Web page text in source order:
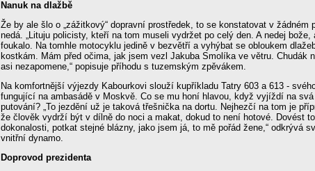
Nanuk na dlažbě
Že by ale šlo o „zážitkový“ dopravní prostředek, to se konstatovat v žádném
nedá. „Lituju policisty, kteří na tom museli vydržet po celý den. A nedej bože,
foukalo. Na tomhle motocyklu jedině v bezvětří a vyhýbat se obloukem
kostkám. Mám před očima, jak jsem vezl Jakuba Smolíka ve větru. Chudák
asi nezapomene,“ popisuje příhodu s tuzemským zpěvákem.
Na komfortnější výjezdy Kabourkovi slouží kupříkladu Tatry 603 a 613 -
fungující na ambasádě v Moskvě. Co se mu honí hlavou, když vyjíždí na svá
putování? „To jezdění už je taková třešnička na dortu. Nejhezčí na tom je
že člověk vydrží být v dílně do noci a makat, dokud to není hotové. Dovést
dokonalosti, potkat stejné blázny, jako jsem já, to mě pořád žene,“ odkrývá
vnitřní dynamo.
Doprovod prezidenta